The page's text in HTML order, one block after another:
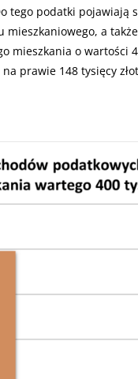
tego podatki pojawiają
a
mieszkania o wartości
prawie 148 tysięcy